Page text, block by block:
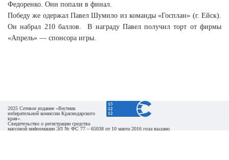
Федоренко. Они попали в финал.
Победу же одержал Павел Шумило из команды «Госплан» (г. Ейск).
Он набрал 210 баллов. В награду Павел получил торт от фирмы
«Апрель» — спонсора игры.
2025 Сетевое издание «Вестник
избирательной комиссии Краснодарского
края».
Свидетельство о регистрации средства
массовой информации ЭЛ № ФС 77 – 65038 от 10 марта 2016 года выдано